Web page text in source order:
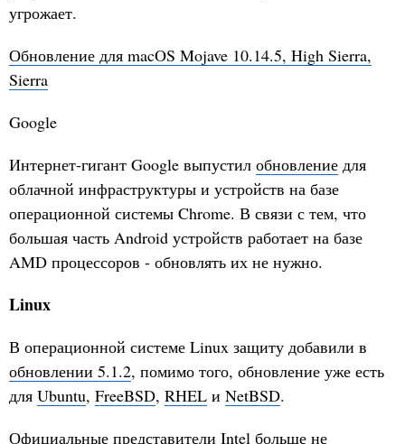
угрожает.
Обновление для macOS Mojave 10.14.5, High Sierra,
Sierra
Google
Интернет-гигант Google выпустил обновление для
облачной инфраструктуры и устройств на базе
операционной системы Chrome. В связи с тем, что
большая часть Android устройств работает на базе
AMD процессоров - обновлять их не нужно.
Linux
В операционной системе Linux защиту добавили в
обновлении 5.1.2, помимо того, обновление уже есть
для Ubuntu, FreeBSD, RHEL и NetBSD.
Официальные представители Intel больше не